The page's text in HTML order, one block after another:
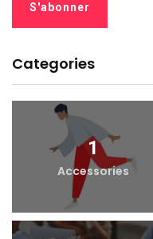
Categories
1
Accessories